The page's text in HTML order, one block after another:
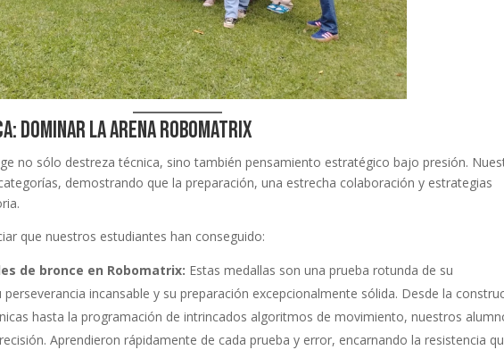
Dominar la arena Robomatrix
no sólo destreza técnica, sino también pensamiento estratégico bajo presión.
demostrando que la preparación, una estrecha colaboración y estrategias
que nuestros estudiantes han conseguido:
de bronce en Robomatrix: Estas medallas son una prueba rotunda de su
incansable y su preparación excepcionalmente sólida. Desde la
hasta la programación de intrincados algoritmos de movimiento, nuestros
Aprendieron rápidamente de cada prueba y error, encarnando la resistencia